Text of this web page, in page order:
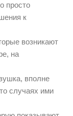
просто
к
возникают
на
вполне
случаях ими